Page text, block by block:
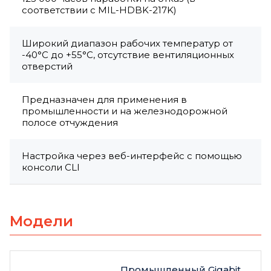
соответствии с MIL-HDBK-217K)
Широкий диапазон рабочих температур от
-40°C до +55°C, отсутствие вентиляционных
отверстий
Предназначен для применения в
промышленности и на железнодорожной
полосе отчуждения
Настройка через веб-интерфейс с помощью
консоли CLI
Модели